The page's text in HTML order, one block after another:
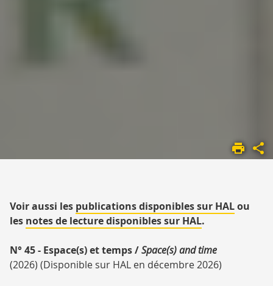
DIDACTIQUE
NUMÉROS
PUBLIÉS
D'EDL
Voir aussi les publications disponibles sur HALou
les notes de lecture disponibles sur HAL.
N° 45 - Espace(s) et temps /Space(s) and time
(2026) (Disponible sur HAL en décembre 2026)